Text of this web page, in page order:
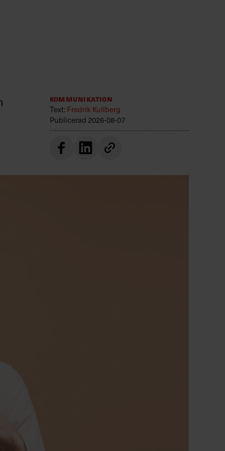
Kommunikation
Text:Fredrik Kullberg
Publicerad 2026-08-07